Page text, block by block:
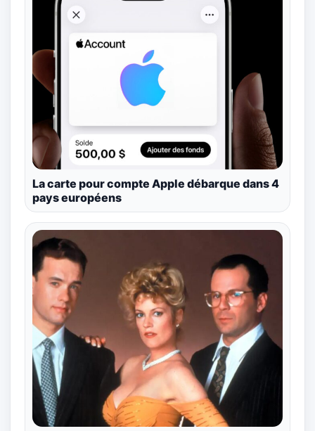
La carte pour compte Apple débarque dans 4
pays européens